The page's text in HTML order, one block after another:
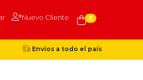
Nuevo Cliente 0
Envíos a todo el país